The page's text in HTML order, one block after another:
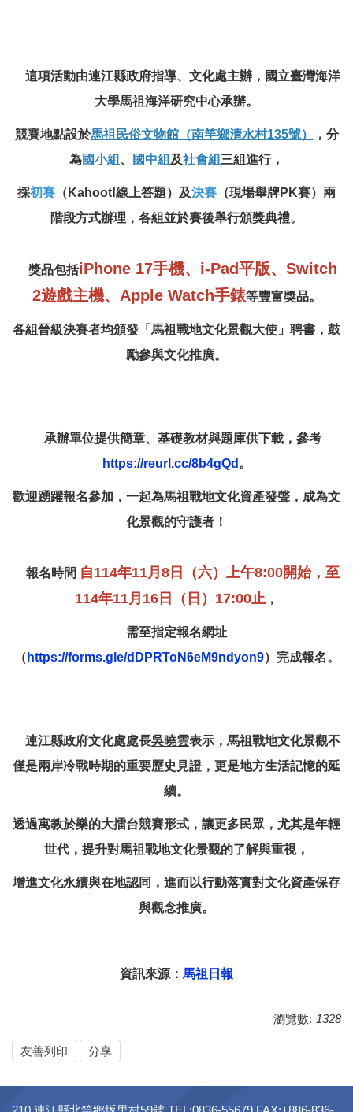
這項活動由連江縣政府指導、文化處主辦，國立臺灣海洋
大學馬祖海洋研究中心承辦。
競賽地點設於馬祖民俗文物館（南竿鄉清水村135號）
，分
為國小組 、 國中組 及社會組 三組進行，
採初賽 （Kahoot!線上答題）及決賽 （現場舉牌PK賽）兩
階段方式辦理，各組並於賽後舉行頒獎典禮。
獎品包括iPhone 17手機、i-Pad平版、Switch
2遊戲主機、Apple Watch手錶等豐富獎品。
各組晉級決賽者均頒發「馬祖戰地文化景觀大使」聘書，鼓
勵參與文化推廣。
承辦單位提供簡章、基礎教材與題庫供下載，參考
https://reurl.cc/8b4gQd 。
歡迎踴躍報名參加，一起為馬祖戰地文化資產發聲，成為文
化景觀的守護者！
報名時間 自114年11月8日（六）上午8:00開始， 至
114年11月16日（日）17:00止 ，
需至指定報名網址
（ https://forms.gle/dDPRToN6eM9ndyon9）完成報名。
連江縣政府文化處處長吳曉雲表示，馬祖戰地文化景觀不
僅是兩岸冷戰時期的重要歷史見證，更是地方生活記憶的延
續。
透過寓教於樂的大擂台競賽形式，讓更多民眾，尤其是年輕
世代，提升對馬祖戰地文化景觀的了解與重視，
增進文化永續與在地認同，進而以行動落實對文化資產保存
與觀念推廣。
資訊來源： 馬祖日報
瀏覽數: 1328
友善列印 分享